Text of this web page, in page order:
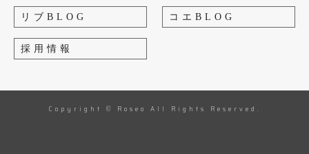
リブBLOG コエBLOG
採用情報
Copyright © Roseo All Rights Reserved.